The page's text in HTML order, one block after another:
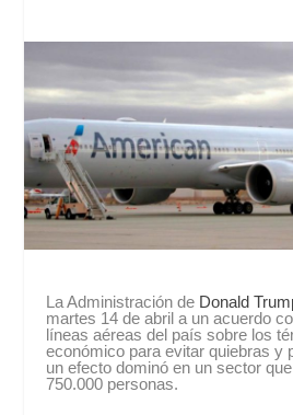
La Administración de Donald
martes 14 de abril a un acuerdo
líneas aéreas del país sobre los
económico para evitar quiebras y
un efecto dominó en un sector
750.000 personas.